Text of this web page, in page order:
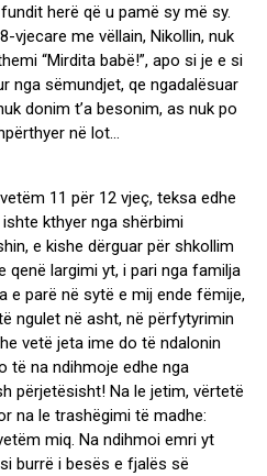
herë që u pamë sy më sy.
vjecare me vëllain, Nikollin, nuk
“Mirdita babë!”, apo si je e si
nga sëmundjet, qe ngadalësuar
donim t’a besonim, as nuk po
në lot…
11 për 12 vjeç, teksa edhe
kthyer nga shërbimi
e kishe dërguar për shkollim
qenë largimi yt, i pari nga familja
e parë në sytë e mij ende fëmije,
ngulet në asht, në përfytyrimin
vetë jeta ime do të ndalonin
të na ndihmoje edhe nga
përjetësisht! Na le jetim, vërtetë
na le trashëgimi të madhe:
miq. Na ndihmoi emri yt
burrë i besës e fjalës së